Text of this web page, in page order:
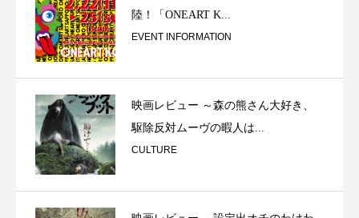
陸！「ONEART K...
EVENT INFORMATION
映画レビュー ～森の熊さん大好き、
駆除反対ムーヴの暇人は...
CULTURE